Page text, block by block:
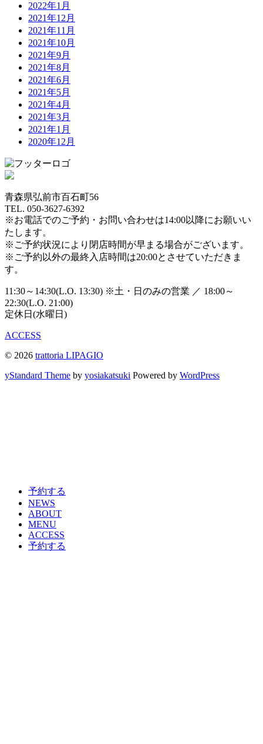
2022年1月
2021年12月
2021年11月
2021年10月
2021年9月
2021年8月
2021年6月
2021年5月
2021年4月
2021年3月
2021年1月
2020年12月
青森県弘前市百石町56
TEL. 050-3627-6392
※お電話でのご予約・お問い合わせは14:00以降にお願いい
たします。
※ご予約状況により閉店時間が早まる場合がございます。
※ご予約以外の最終入店時間は20:00とさせていただきま
す。
11:30～14:30(L.O. 13:30) ※土・日のみの営業 ／ 18:00～
22:30(L.O. 21:00)
定休日(水曜日)
ACCESS
© 2026 trattoria LIPAGIO
yStandard Theme by yosiakatsuki Powered by WordPress
予約する
NEWS
ABOUT
MENU
ACCESS
予約する